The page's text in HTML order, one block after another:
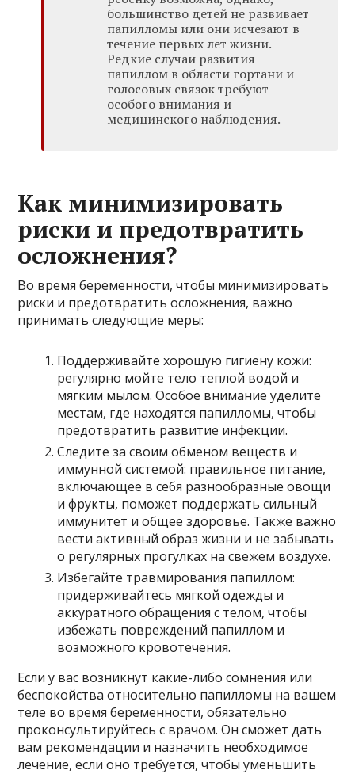
большинство детей не развивает
папилломы или они исчезают в
течение первых лет жизни.
Редкие случаи развития
папиллом в области гортани и
голосовых связок требуют
особого внимания и
медицинского наблюдения.
Как минимизировать
риски и предотвратить
осложнения?
Во время беременности, чтобы минимизировать
риски и предотвратить осложнения, важно
принимать следующие меры:
Поддерживайте хорошую гигиену кожи:
регулярно мойте тело теплой водой и
мягким мылом. Особое внимание уделите
местам, где находятся папилломы, чтобы
предотвратить развитие инфекции.
Следите за своим обменом веществ и
иммунной системой: правильное питание,
включающее в себя разнообразные овощи
и фрукты, поможет поддержать сильный
иммунитет и общее здоровье. Также важно
вести активный образ жизни и не забывать
о регулярных прогулках на свежем воздухе.
Избегайте травмирования папиллом:
придерживайтесь мягкой одежды и
аккуратного обращения с телом, чтобы
избежать повреждений папиллом и
возможного кровотечения.
Если у вас возникнут какие-либо сомнения или
беспокойства относительно папилломы на вашем
теле во время беременности, обязательно
проконсультируйтесь с врачом. Он сможет дать
вам рекомендации и назначить необходимое
лечение, если оно требуется, чтобы уменьшить